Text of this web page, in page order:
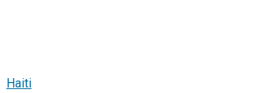
Haiti